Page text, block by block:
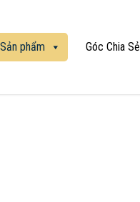
Sản phẩm Góc Chia Sẻ